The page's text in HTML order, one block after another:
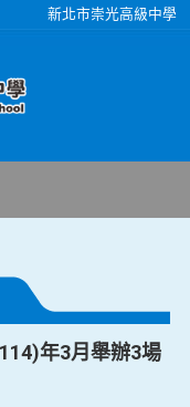
新北市崇光高級中學
年3月舉辦3場